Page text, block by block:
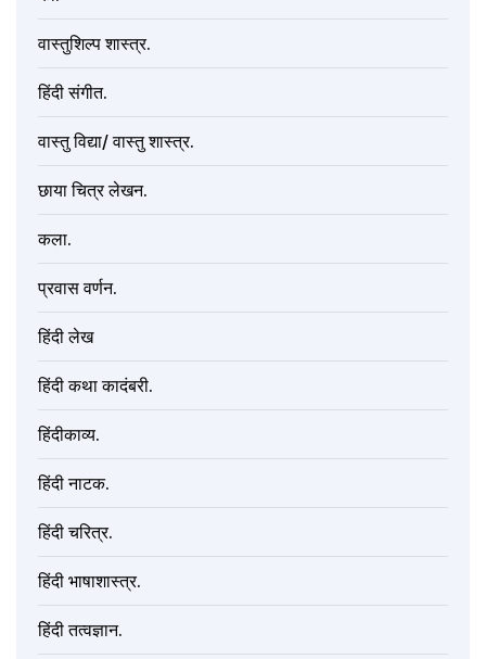
वास्तुशिल्प शास्त्र.
हिंदी संगीत.
वास्तु विद्या/ वास्तु शास्त्र.
छाया चित्र लेखन.
कला.
प्रवास वर्णन.
हिंदी लेख
हिंदी कथा कादंबरी.
हिंदीकाव्य.
हिंदी नाटक.
हिंदी चरित्र.
हिंदी भाषाशास्त्र.
हिंदी तत्वज्ञान.